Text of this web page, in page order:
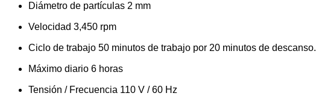
Diámetro de partículas 2 mm
Velocidad 3,450 rpm
Ciclo de trabajo 50 minutos de trabajo por 20 minutos de descanso.
Máximo diario 6 horas
Tensión / Frecuencia 110 V / 60 Hz